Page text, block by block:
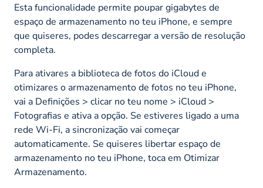
Esta funcionalidade permite poupar gigabytes de
espaço de armazenamento no teu iPhone, e sempre
que quiseres, podes descarregar a versão de resolução
completa.
Para ativares a biblioteca de fotos do iCloud e
otimizares o armazenamento de fotos no teu iPhone,
vai a Definições > clicar no teu nome > iCloud >
Fotografias e ativa a opção. Se estiveres ligado a uma
rede Wi-Fi, a sincronização vai começar
automaticamente. Se quiseres libertar espaço de
armazenamento no teu iPhone, toca em Otimizar
Armazenamento.